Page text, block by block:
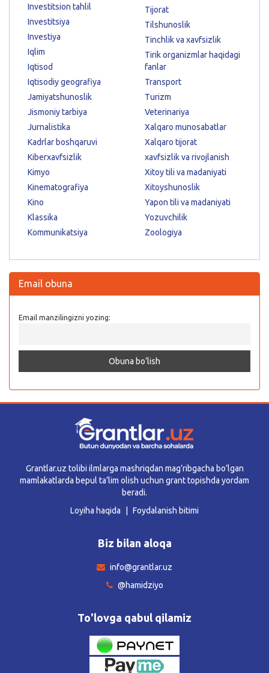
Investitsion tahlil
Investitsiya
Investiya
Iqlim
Iqtisod
Iqtisodiy geografiya
Jamiyatshunoslik
Jismoniy tarbiya
Jurnalistika
Kadrlar boshqaruvi
Kiberxavfsizlik
Kimyo
Kinematografiya
Kino
Klassika
Kommunikatsiya
Tijorat
Tilshunoslik
Tinchlik va xavfsizlik
Tirik organizmlar haqidagi
fanlar
Transport
Turizm
Veterinariya
Xalqaro munosabatlar
Xalqaro tijorat
xavfsizlik va rivojlanish
Xitoy tili va madaniyati
Xitoyshunoslik
Yapon tili va madaniyati
Yozuvchilik
Zoologiya
Email obuna
Email manzilingizni yozing:
Grantlar.uz tolibi ilmlarga mashriqdan mag’ribgacha bo’lgan
mamlakatlarda bepul ta’lim olish uchun grant topishda yordam
beradi.
Loyiha haqida
Foydalanish bitimi
Biz bilan aloqa
info@grantlar.uz
@hamidziyo
To'lovga qabul qilamiz